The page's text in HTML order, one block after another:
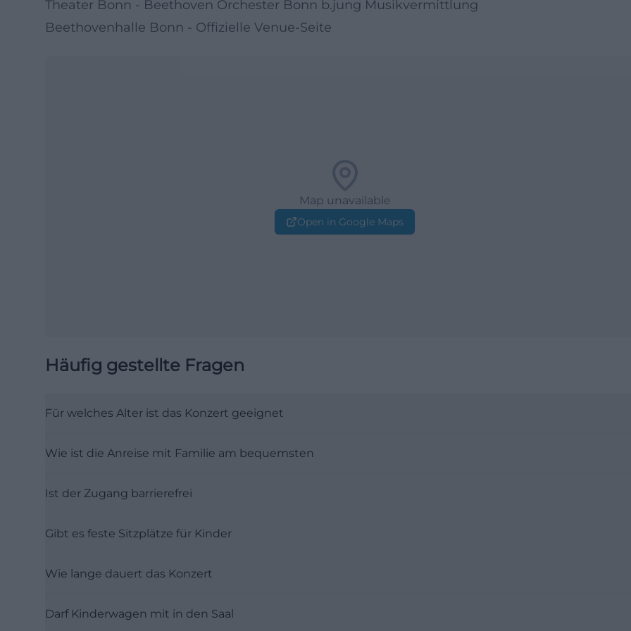
Theater Bonn - Beethoven Orchester Bonn b.jung Musikvermittlung
Beethovenhalle Bonn - Offizielle Venue-Seite
Map unavailable
Open in Google Maps
Häufig gestellte Fragen
Für welches Alter ist das Konzert geeignet
Wie ist die Anreise mit Familie am bequemsten
Ist der Zugang barrierefrei
Gibt es feste Sitzplätze für Kinder
Wie lange dauert das Konzert
Darf Kinderwagen mit in den Saal